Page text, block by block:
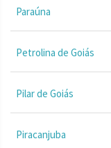
Paraúna
Petrolina de Goiás
Pilar de Goiás
Piracanjuba